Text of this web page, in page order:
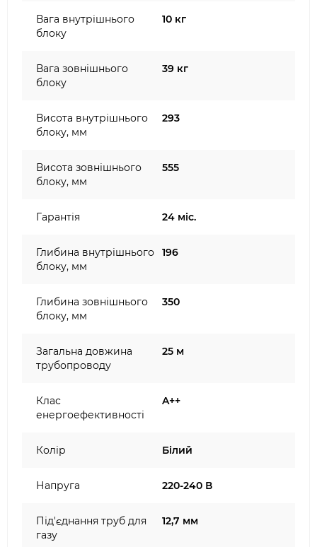
Вага внутрішнього
блоку
10 кг
Вага зовнішнього
блоку
39 кг
Висота внутрішнього
блоку, мм
293
Висота зовнішнього
блоку, мм
555
Гарантія 24 міс.
Глибина внутрішнього
блоку, мм
196
Глибина зовнішнього
блоку, мм
350
Загальна довжина
трубопроводу
25 м
Клас
енергоефективності
A++
Колір Білий
Напруга 220-240 В
Під'єднання труб для
газу
12,7 мм